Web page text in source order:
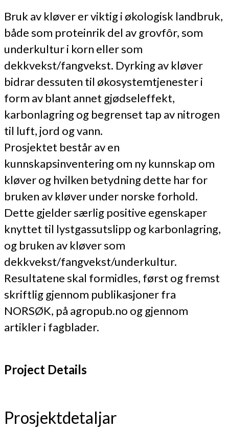
Bruk av kløver er viktig i økologisk landbruk,
både som proteinrik del av grovfôr, som
underkultur i korn eller som
dekkvekst/fangvekst. Dyrking av kløver
bidrar dessuten til økosystemtjenester i
form av blant annet gjødseleffekt,
karbonlagring og begrenset tap av nitrogen
til luft, jord og vann.
Prosjektet består av en
kunnskapsinventering om ny kunnskap om
kløver og hvilken betydning dette har for
bruken av kløver under norske forhold.
Dette gjelder særlig positive egenskaper
knyttet til lystgassutslipp og karbonlagring,
og bruken av kløver som
dekkvekst/fangvekst/underkultur.
Resultatene skal formidles, først og fremst
skriftlig gjennom publikasjoner fra
NORSØK, på agropub.no og gjennom
artikler i fagblader.
Project Details
Prosjektdetaljar